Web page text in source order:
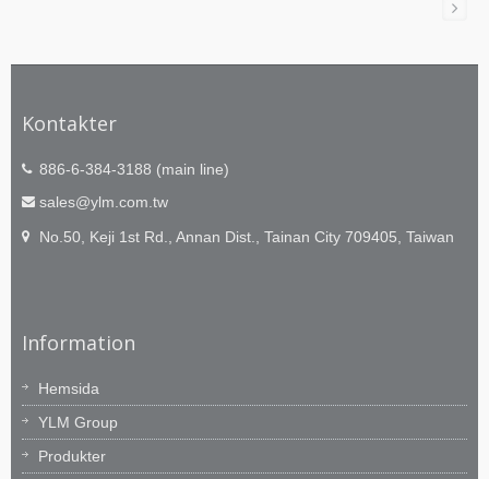
Kontakter
886-6-384-3188 (main line)
sales@ylm.com.tw
No.50, Keji 1st Rd., Annan Dist., Tainan City 709405, Taiwan
Information
Hemsida
YLM Group
Produkter